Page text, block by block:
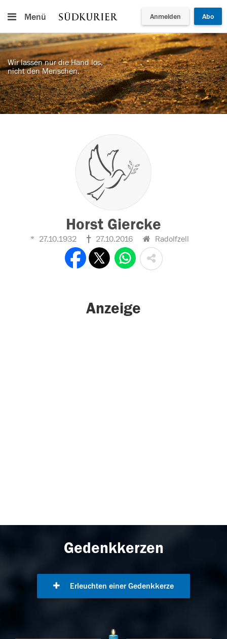
Menü Anmelden Abo
Wir lassen nur die Hand los,
nicht den Menschen.
Horst Giercke
27.10.1932 27.10.2016 Radolfzell
Anzeige
Gedenkkerzen
Erleuchten einer Gedenkkerze